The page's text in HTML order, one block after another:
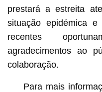
prestará a estreita
situação epidémica
recentes
agradecimentos ao
colaboração.
Para mais